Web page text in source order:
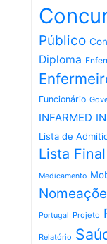
Público
Diploma
Funcionário
INFARMED
Lista de
Lista Final
Medicamento
Portugal Projeto
Relatório